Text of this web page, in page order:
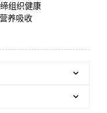
组织健康
养吸收